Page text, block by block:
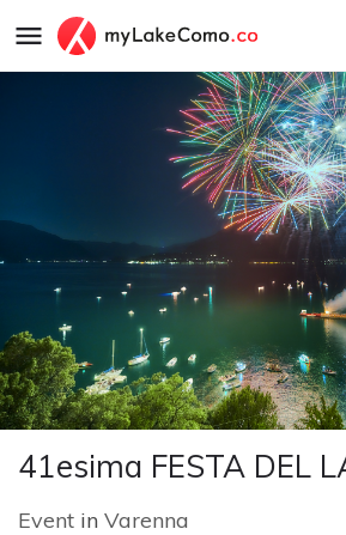
41esima FESTA DEL
Event in Varenna